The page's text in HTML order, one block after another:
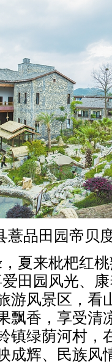
薏品田园帝贝
来枇杷红桃
田园风光、
游风景区，看
飘香，享受清
镇绿荫河村，
成辉、民族风